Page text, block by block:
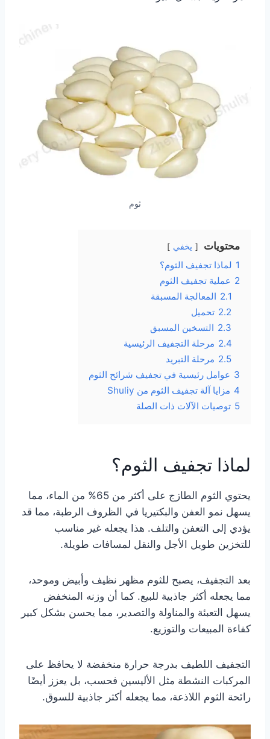
ثوم
محتويات يخفي
1 لماذا تجفيف الثوم؟
2 عملية تجفيف الثوم
2.1 المعالجة المسبقة
2.2 تحميل
2.3 التسخين المسبق
2.4 مرحلة التجفيف الرئيسية
2.5 مرحلة التبريد
3 عوامل رئيسية في تجفيف شرائح الثوم
4 مزايا آلة تجفيف الثوم من Shuliy
5 توصيات الآلات ذات الصلة
لماذا تجفيف الثوم؟
يحتوي الثوم الطازج على أكثر من 65% من الماء، مما
يسهل نمو العفن والبكتيريا في الظروف الرطبة، مما قد
يؤدي إلى التعفن والتلف. هذا يجعله غير مناسب
للتخزين طويل الأجل والنقل لمسافات طويلة.
بعد التجفيف، يصبح للثوم مظهر نظيف وأبيض وموحد،
مما يجعله أكثر جاذبية للبيع. كما أن وزنه المنخفض
يسهل التعبئة والمناولة والتصدير، مما يحسن بشكل كبير
كفاءة المبيعات والتوزيع.
التجفيف اللطيف بدرجة حرارة منخفضة لا يحافظ على
المركبات النشطة مثل الأليسين فحسب، بل يعزز أيضًا
رائحة الثوم اللاذعة، مما يجعله أكثر جاذبية للسوق.